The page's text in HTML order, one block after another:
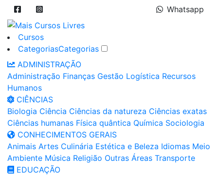
Whatsapp
Cursos
CategoriasCategorias
ADMINISTRAÇÃO
Administração Finanças Gestão Logística Recursos
Humanos
CIÊNCIAS
Biologia Ciência Ciências da natureza Ciências exatas
Ciências humanas Física quântica Química Sociologia
CONHECIMENTOS GERAIS
Animais Artes Culinária Estética e Beleza Idiomas Meio
Ambiente Música Religião Outras Áreas Transporte
EDUCAÇÃO